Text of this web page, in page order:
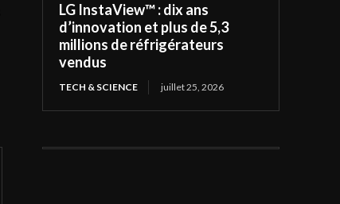
LG InstaView™ : dix ans
d’innovation et plus de 5,3
millions de réfrigérateurs
vendus
TECH & SCIENCE juillet 25, 2026